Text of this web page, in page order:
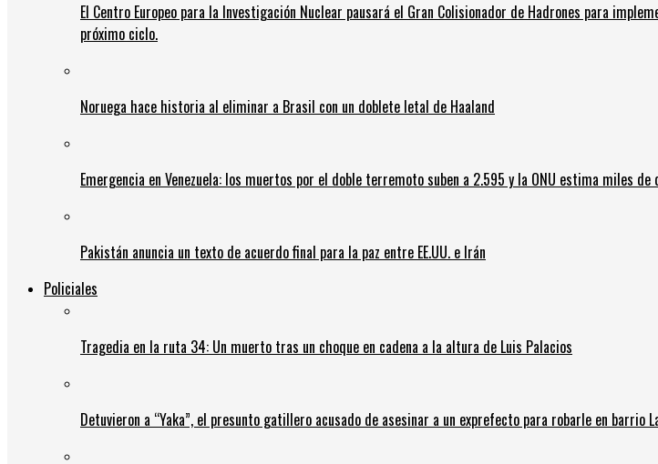
El Centro Europeo para la Investigación Nuclear pausará el Gran Colisionador de Hadrones para
próximo ciclo.
Noruega hace historia al eliminar a Brasil con un doblete letal de Haaland
Emergencia en Venezuela: los muertos por el doble terremoto suben a 2.595 y la ONU estima miles de
Pakistán anuncia un texto de acuerdo final para la paz entre EE.UU. e Irán
Policiales
Tragedia en la ruta 34: Un muerto tras un choque en cadena a la altura de Luis Palacios
Detuvieron a “Yaka”, el presunto gatillero acusado de asesinar a un exprefecto para robarle en barrio